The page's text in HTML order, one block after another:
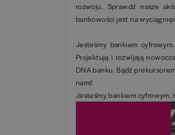
rozwoju. Sprawdź nasze
bankowości jest na
Jesteśmy bankiem
Projektują i rozwijają
DNA banku. Bądź
nami!
Jesteśmy bankiem cyfrowym.